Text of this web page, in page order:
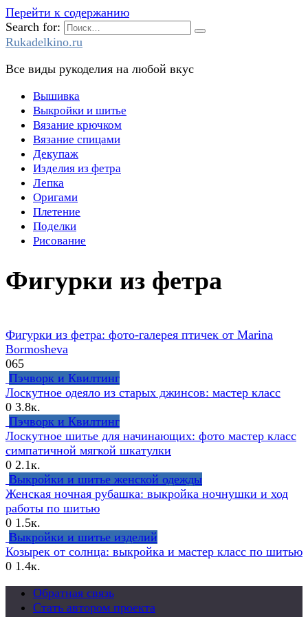
Перейти к содержанию
Search for:
Rukadelkino.ru
Все виды рукоделия на любой вкус
Вышивка
Выкройки и шитье
Вязание крючком
Вязание спицами
Декупаж
Изделия из фетра
Лепка
Оригами
Плетение
Поделки
Рисование
Фигурки из фетра
Фигурки из фетра: фото-галерея птичек от Marina
Bormosheva
065
Пэчворк и Квилтинг
Лоскутное одеяло из старых джинсов: мастер класс
0 3.8к.
Пэчворк и Квилтинг
Лоскутное шитье для начинающих: фото мастер класс
симпатичной мягкой шкатулки
0 2.1к.
Выкройки и шитье женской одежды
Женская ночная рубашка: выкройка ночнушки и ход
работы по шитью
0 1.5к.
Выкройки и шитье изделий
Козырек от солнца: выкройка и мастер класс по шитью
0 1.4к.
Обратная связь
Стать автором проекта